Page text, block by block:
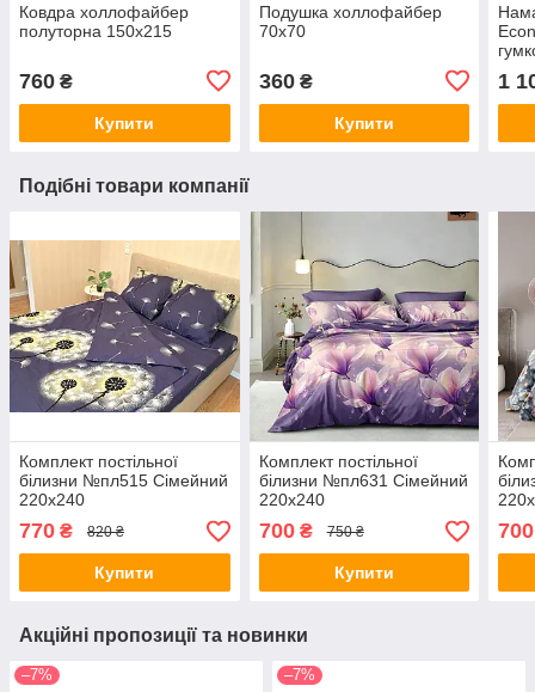
Ковдра холлофайбер
полуторна 150х215
760 ₴
Купити
Подушка холлофайбер
70x70
360₴
Купити
1
Подібні товари компанії
Комплект постільної
білизни №пл515 Сімейний
220х240
770 ₴ 820 ₴
Купити
Комплект постільної
білизни №пл631 Сімейний
220х240
700₴ 750 ₴
Купити
700
Акційні пропозиції та новинки
–7% –7%